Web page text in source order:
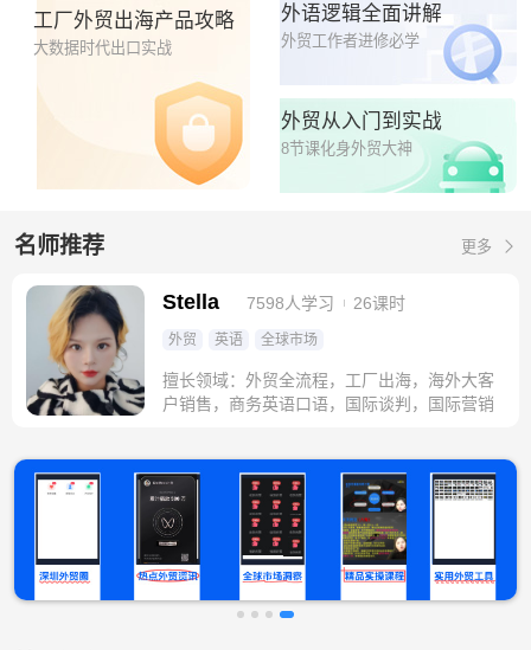
工厂外贸出海产品攻略
大数据时代出口实战
外语逻辑全面讲解
外贸工作者进修必学
外贸从入门到实战
8节课化身外贸大神
名师推荐 更多
Stella 7598人学习 26课时
外贸 英语 全球市场
擅长领域：外贸全流程，工厂出海，海外大客
户销售，商务英语口语，国际谈判，国际营销